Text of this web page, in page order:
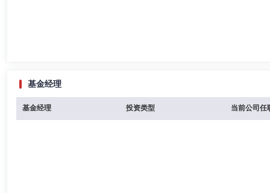
基金经理
基金经理 投资类型 当前公司任